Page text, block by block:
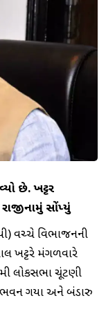
છે. ખટ્ટર
સોંપ્યું
વચ્ચે વિભાજનની
ખટ્ટરે મંગળવારે
લોકસભા ચૂંટણી
ગયા અને બંડારુ